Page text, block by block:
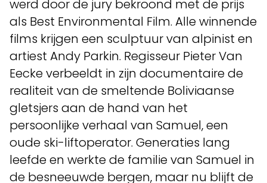
werd door de jury bekroond met de prijs
als Best Environmental Film. Alle winnende
films krijgen een sculptuur van alpinist en
artiest Andy Parkin. Regisseur Pieter Van
Eecke verbeeldt in zijn documentaire de
realiteit van de smeltende Boliviaanse
gletsjers aan de hand van het
persoonlijke verhaal van Samuel, een
oude ski-liftoperator. Generaties lang
leefde en werkte de familie van Samuel in
de besneeuwde bergen, maar nu blijft de